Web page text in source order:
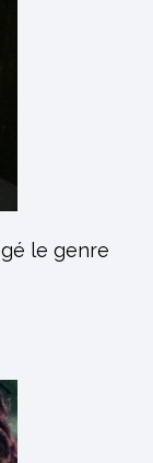
le genre